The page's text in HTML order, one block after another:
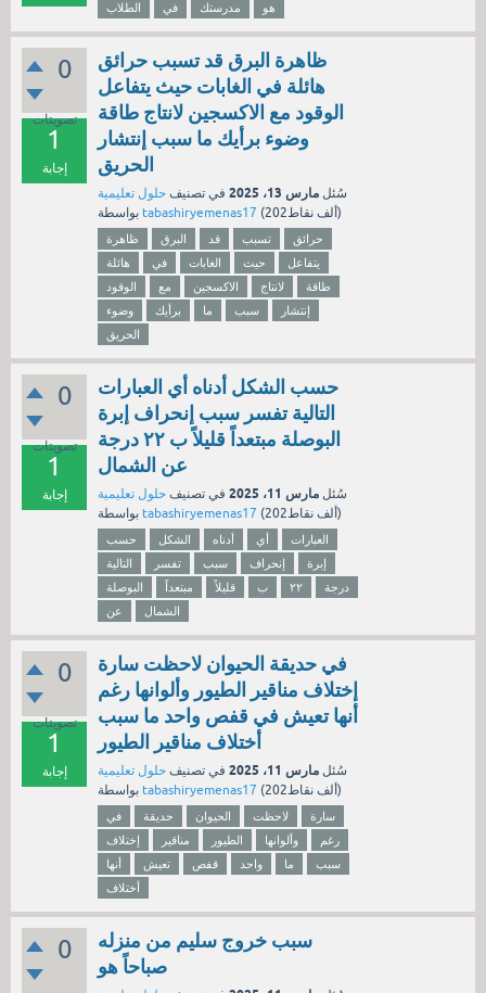
الطلاب
في مدرستك هو
0
تصويتات
1
إجابة
ظاهرة البرق قد تسبب حرائق
هائلة في الغابات حيث يتفاعل
الوقود مع الاكسجين لانتاج طاقة
وضوء برأيك ما سبب إنتشار
الحريق
سُئل مارس 13، 2025 في تصنيف حلول تعليمية
tabashiryemenas17 ( 202ألف نقاط)
ظاهرة البرق قد تسبب
حرائق
هائلة
في الغابات حيث
يتفاعل
الوقود
مع الاكسجين لانتاج
طاقة
وضوء
برأيك ما سبب
إنتشار
الحريق
0
تصويتات
1
إجابة
حسب الشكل أدناه أي العبارات
التالية تفسر سبب إنحراف إبرة
البوصلة مبتعداً قليلاً ب ٢٢ درجة
عن الشمال
سُئل مارس 11، 2025 في تصنيف حلول تعليمية
tabashiryemenas17 ( 202ألف نقاط)
حسب الشكل أدناه أي
العبارات
التالية
تفسر سبب إنحراف
إبرة
البوصلة
مبتعداً قليلاً ب ٢٢
درجة
عن
الشمال
0
تصويتات
1
إجابة
في حديقة الحيوان لاحظت سارة
إختلاف مناقير الطيور وألوانها رغم
أنها تعيش في قفص واحد ما سبب
أختلاف مناقير الطيور
سُئل مارس 11، 2025 في تصنيف حلول تعليمية
tabashiryemenas17 ( 202ألف نقاط)
في حديقة الحيوان لاحظت
سارة
إختلاف
مناقير الطيور وألوانها
رغم
أنها
تعيش قفص واحد ما
سبب
أختلاف
0
سبب خروج سليم من منزله
صباحاً هو